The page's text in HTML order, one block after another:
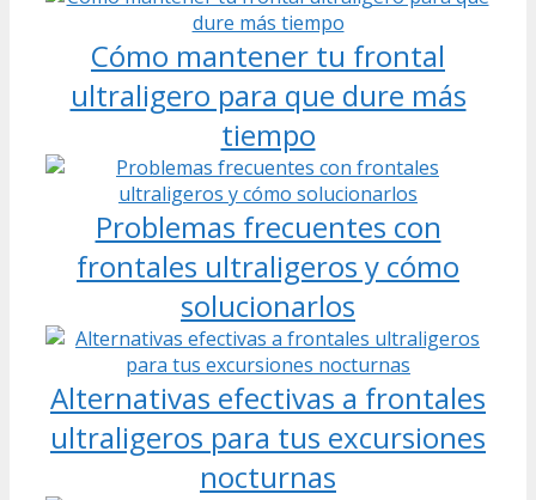
Cómo mantener tu frontal
ultraligero para que dure más
tiempo
Problemas frecuentes con
frontales ultraligeros y cómo
solucionarlos
Alternativas efectivas a frontales
ultraligeros para tus excursiones
nocturnas